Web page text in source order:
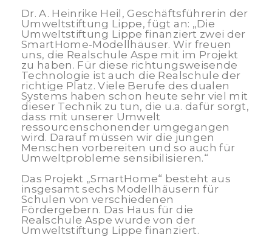
Dr. A. Heinrike Heil, Geschäftsführerin der
Umweltstiftung Lippe, fügt an: „Die
Umweltstiftung Lippe finanziert zwei der
SmartHome-Modellhäuser. Wir freuen
uns, die Realschule Aspe mit im Projekt
zu haben. Für diese richtungsweisende
Technologie ist auch die Realschule der
richtige Platz. Viele Berufe des dualen
Systems haben schon heute sehr viel mit
dieser Technik zu tun, die u.a. dafür sorgt,
dass mit unserer Umwelt
ressourcenschonender umgegangen
wird. Darauf müssen wir die jungen
Menschen vorbereiten und so auch für
Umweltprobleme sensibilisieren.“
Das Projekt „SmartHome“ besteht aus
insgesamt sechs Modellhäusern für
Schulen von verschiedenen
Fördergebern. Das Haus für die
Realschule Aspe wurde von der
Umweltstiftung Lippe finanziert.